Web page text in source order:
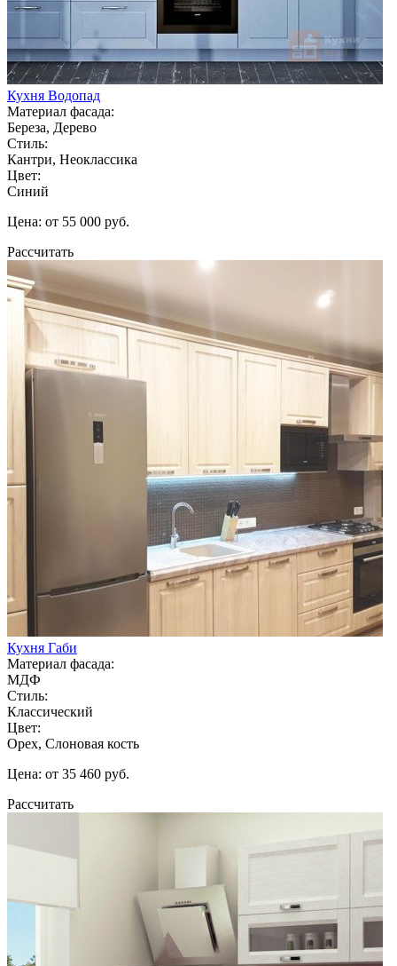
Кухня Водопад
Материал фасада:
Береза, Дерево
Стиль:
Кантри, Неоклассика
Цвет:
Синий
Цена: от 55 000 руб.
Рассчитать
Кухня Габи
Материал фасада:
МДФ
Стиль:
Классический
Цвет:
Орех, Слоновая кость
Цена: от 35 460 руб.
Рассчитать